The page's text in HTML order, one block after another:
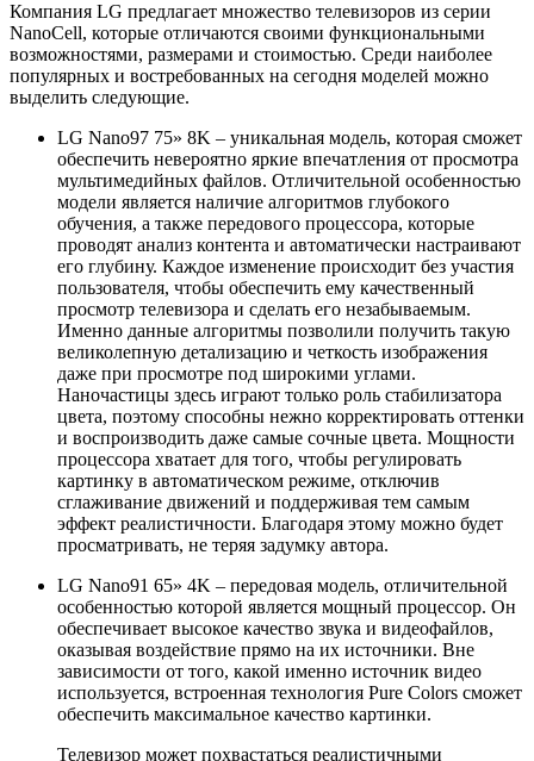
Компания LG предлагает множество телевизоров из серии
NanoCell, которые отличаются своими функциональными
возможностями, размерами и стоимостью. Среди наиболее
популярных и востребованных на сегодня моделей можно
выделить следующие.
LG Nano97 75» 8K – уникальная модель, которая сможет
обеспечить невероятно яркие впечатления от просмотра
мультимедийных файлов. Отличительной особенностью
модели является наличие алгоритмов глубокого
обучения, а также передового процессора, которые
проводят анализ контента и автоматически настраивают
его глубину. Каждое изменение происходит без участия
пользователя, чтобы обеспечить ему качественный
просмотр телевизора и сделать его незабываемым.
Именно данные алгоритмы позволили получить такую
великолепную детализацию и четкость изображения
даже при просмотре под широкими углами.
Наночастицы здесь играют только роль стабилизатора
цвета, поэтому способны нежно корректировать оттенки
и воспроизводить даже самые сочные цвета. Мощности
процессора хватает для того, чтобы регулировать
картинку в автоматическом режиме, отключив
сглаживание движений и поддерживая тем самым
эффект реалистичности. Благодаря этому можно будет
просматривать, не теряя задумку автора.
LG Nano91 65» 4K – передовая модель, отличительной
особенностью которой является мощный процессор. Он
обеспечивает высокое качество звука и видеофайлов,
оказывая воздействие прямо на их источники. Вне
зависимости от того, какой именно источник видео
используется, встроенная технология Pure Colors сможет
обеспечить максимальное качество картинки.
Телевизор может похвастаться реалистичными